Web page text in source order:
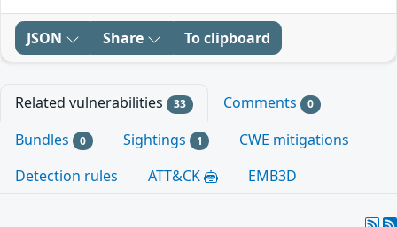
JSON Share To clipboard
Related vulnerabilities 33 Comments 0
Bundles 0 Sightings 1
CWE mitigations
Detection rules
ATT&CK EMB3D